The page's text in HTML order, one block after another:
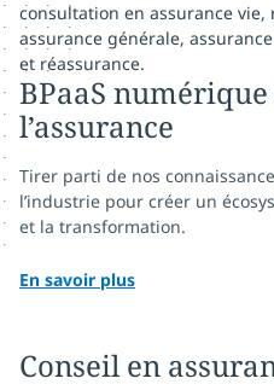
consultation en assurance
assurance générale,
et réassurance.
BPaaS
l’assurance
Tirer parti de nos
l’industrie pour créer un
et la transformation.
En savoir plus
Conseil en